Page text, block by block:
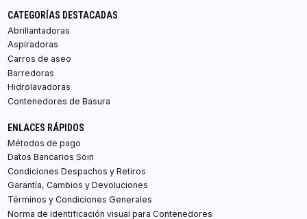
CATEGORÍAS DESTACADAS
Abrillantadoras
Aspiradoras
Carros de aseo
Barredoras
Hidrolavadoras
Contenedores de Basura
ENLACES RÁPIDOS
Métodos de pago
Datos Bancarios Soin
Condiciones Despachos y Retiros
Garantía, Cambios y Devoluciones
Términos y Condiciones Generales
Norma de identificación visual para Contenedores